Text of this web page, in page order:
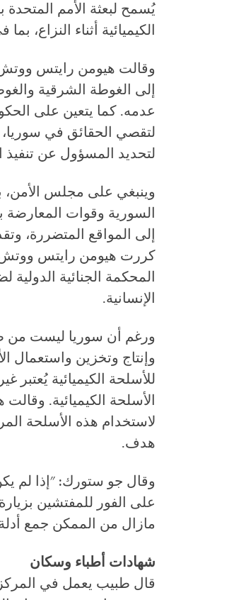
يُسمح لبعثة الأمم المتحدة
الكيميائية أثناء
وقالت هيومن رايتس
إلى الغوطة الشرقية
عدمه. كما يتعين على
لتقصي الحقائق في سوريا،
لتحديد المسؤول عن تنفيذ
وينبغي على مجلس الأمن،
السورية وقوات
إلى المواقع المتضررة،
كررت هيومن رايتس ووتش
المحكمة الجنائية
الإنسانية.
وإنتاج وتخزين واستعمال
للأسلحة الكيميائية يُعتبر
الأسلحة الكيميائية.
لاستخدام هذه الأسلحة
هدف.
وقال جو ستورك: "إذا لم
على الفور للمفتشين
مازال من الممكن جمع
شهادات أطباء وسكان
قال طبيب يعمل في